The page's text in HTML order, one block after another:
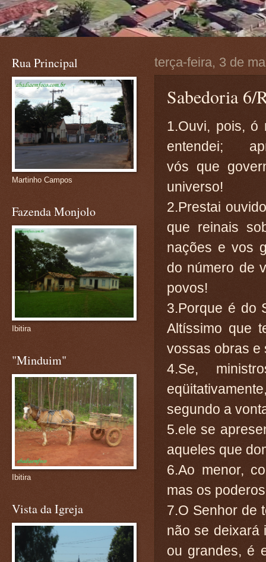
terça-feira, 3 de
Sabedoria 6/
1.Ouvi, pois, ó
entendei;
vós que
universo!
2.Prestai
que reinais
nações e vos
do número de
povos!
3.Porque é do
Altíssimo que
vossas obras e
4.Se,
segundo a
5.ele se
aqueles que
6.Ao menor,
mas os
7.O Senhor de
não se deixará
ou grandes, é
Rua Principal
Martinho Campos
Fazenda Monjolo
Ibitira
"Minduim"
Ibitira
Vista da Igreja